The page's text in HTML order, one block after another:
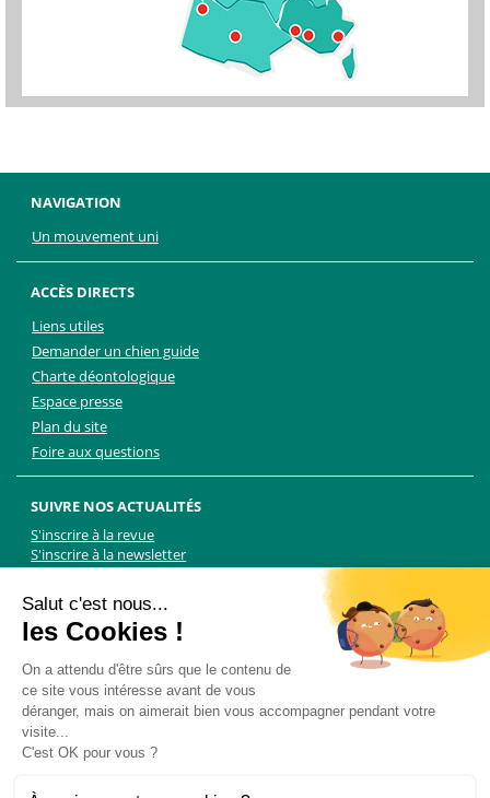
NAVIGATION
Un mouvement uni
ACCÈS DIRECTS
Liens utiles
Demander un chien guide
Charte déontologique
Espace presse
Plan du site
Foire aux questions
SUIVRE NOS ACTUALITÉS
S'inscrire à la revue
S'inscrire à la newsletter
TikTok
NOUS CONTACTER
Les Chiens Guides d'aveugles - FFAC
71 rue de Bagnolet, 75020 Paris
01 44 64 89 89
Formulaire de contact
Salut c'est nous...
les Cookies !
On a attendu d'être sûrs que le contenu de
ce site vous intéresse avant de vous
déranger, mais on aimerait bien vous accompagner pendant votre
visite...
C'est OK pour vous ?